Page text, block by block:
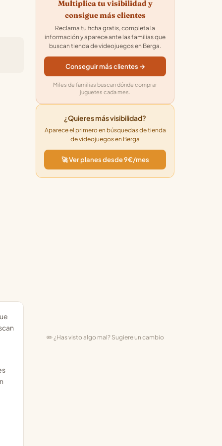
Multiplica tu visibilidad y
consigue más clientes
Reclama tu ficha gratis, completa la
información y aparece ante las familias que
buscan tienda de videojuegos en Berga.
Conseguir más clientes →
Miles de familias buscan dónde comprar
juguetes cada mes.
¿Quieres más visibilidad?
Aparece el primero en búsquedas de tienda
de videojuegos en Berga
🚀 Ver planes desde 9€/mes
✏️ ¿Has visto algo mal? Sugiere un cambio